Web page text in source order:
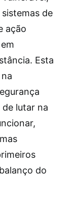
de
ação
Esta
lutar na
do